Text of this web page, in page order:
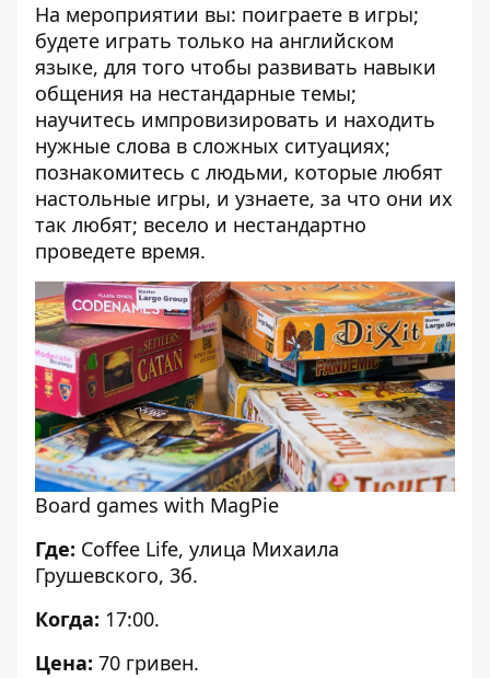
На мероприятии вы: поиграете в игры;
будете играть только на английском
языке, для того чтобы развивать навыки
общения на нестандарные темы;
научитесь импровизировать и находить
нужные слова в сложных ситуациях;
познакомитесь с людьми, которые любят
настольные игры, и узнаете, за что они их
так любят; весело и нестандартно
проведете время.
Board games with MagPie
Где: Coffee Life, улица Михаила
Грушевского, 3б.
Когда: 17:00.
Цена: 70 гривен.